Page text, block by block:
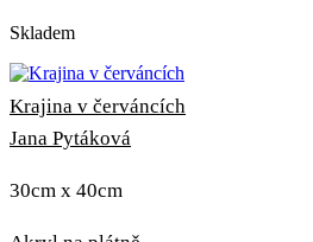
Skladem
Krajina v červáncích
Jana Pytáková
30cm x 40cm